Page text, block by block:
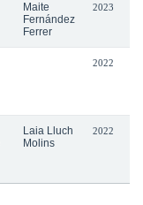
Maite
Fernández
Ferrer
2023
2022
Laia Lluch
Molins
2022